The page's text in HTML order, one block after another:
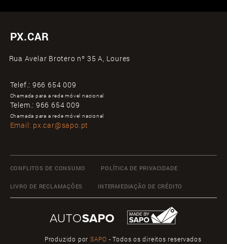
PX.CAR
Rua Avelar Brotero nº 35 A, Loures
Telef.: 966 654 009
Chamada para a rede móvel nacional
Telem.: 966 654 009
Chamada para a rede móvel nacional
Email: px.car@sapo.pt
CONFLITOS DE CONSUMO POLÍTICA DE PRIVACIDADE
LIVRO DE RECLAMAÇÕES INTERMEDIAÇÃO DE CRÉDITO
Produzido por SAPO - Todos os direitos reservados